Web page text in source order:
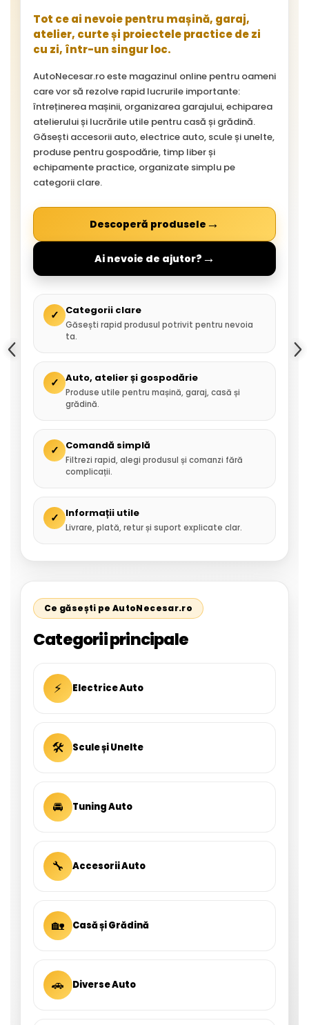
Tot ce ai nevoie pentru mașină, garaj,
atelier, curte și proiectele practice de zi
cu zi, într-un singur loc.
AutoNecesar.ro este magazinul online pentru oameni
care vor să rezolve rapid lucrurile importante:
întreținerea mașinii, organizarea garajului, echiparea
atelierului și lucrările utile pentru casă și grădină.
Găsești accesorii auto, electrice auto, scule și unelte,
produse pentru gospodărie, timp liber și
echipamente practice, organizate simplu pe
categorii clare.
Descoperă produsele →
Ai nevoie de ajutor? →
✓ Categorii clare
Găsești rapid produsul potrivit pentru nevoia
ta.
✓ Auto, atelier și gospodărie
Produse utile pentru mașină, garaj, casă și
grădină.
✓ Comandă simplă
Filtrezi rapid, alegi produsul și comanzi fără
complicații.
✓ Informații utile
Livrare, plată, retur și suport explicate clar.
Ce găsești pe AutoNecesar.ro
Categorii principale
⚡ Electrice Auto
🛠 Scule și Unelte
🚘 Tuning Auto
🔧 Accesorii Auto
🏡 Casă și Grădină
🚗 Diverse Auto